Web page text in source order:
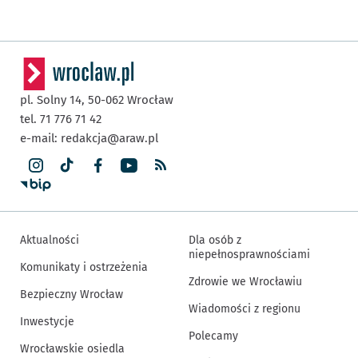
pl. Solny 14, 50-062 Wrocław
tel. 71 776 71 42
e-mail: redakcja@araw.pl
Aktualności
Komunikaty i ostrzeżenia
Bezpieczny Wrocław
Inwestycje
Wrocławskie osiedla
Dla osób z
niepełnosprawnościami
Zdrowie we Wrocławiu
Wiadomości z regionu
Polecamy